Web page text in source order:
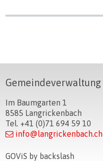
Footer
Gemeindeverwaltung
Im Baumgarten 1
8585 Langrickenbach
Tel. +41 (0)71 694 59 10
info@langrickenbach.ch
GOViS by backslash